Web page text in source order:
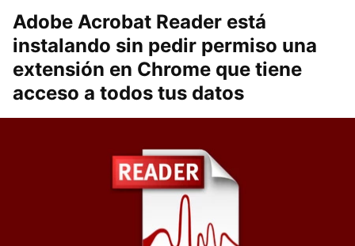
Adobe Acrobat Reader está
instalando sin pedir permiso una
extensión en Chrome que tiene
acceso a todos tus datos